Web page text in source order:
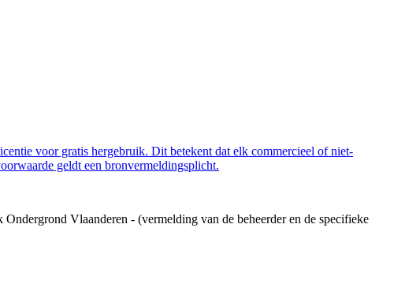
voor gratis hergebruik. Dit betekent dat elk commercieel of niet-
geldt een bronvermeldingsplicht.
Vlaanderen - (vermelding van de beheerder en de specifieke